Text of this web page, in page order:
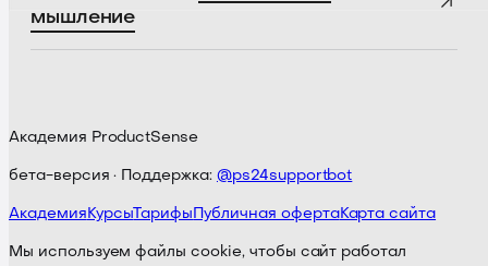
мышление
Академия ProductSense
бета-версия · Поддержка: @ps24supportbot
Академия КурсыТарифы Публичная офертаКарта сайта
Мы используем файлы cookie, чтобы сайт работал